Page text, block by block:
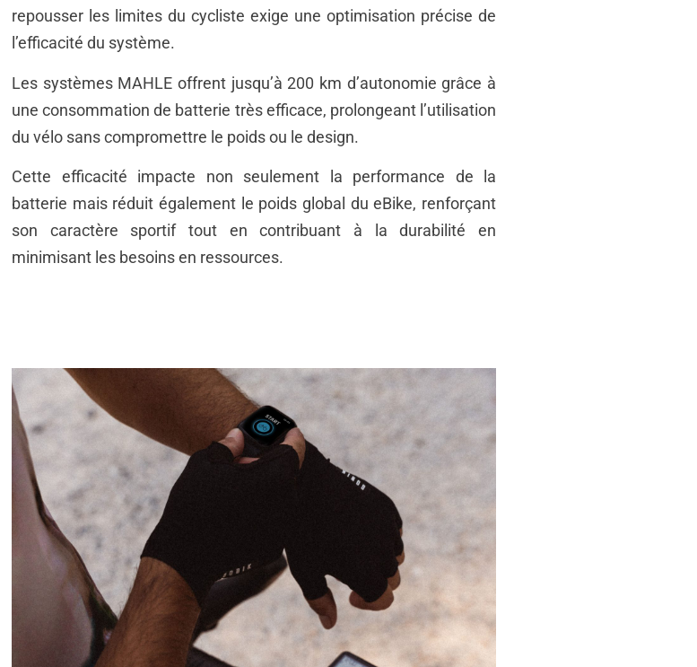
repousser les limites du cycliste exige une optimisation précise de
l’efficacité du système.
Les systèmes MAHLE offrent jusqu’à 200 km d’autonomie grâce à
une consommation de batterie très efficace, prolongeant l’utilisation
du vélo sans compromettre le poids ou le design.
Cette efficacité impacte non seulement la performance de la
batterie mais réduit également le poids global du eBike, renforçant
son caractère sportif tout en contribuant à la durabilité en
minimisant les besoins en ressources.